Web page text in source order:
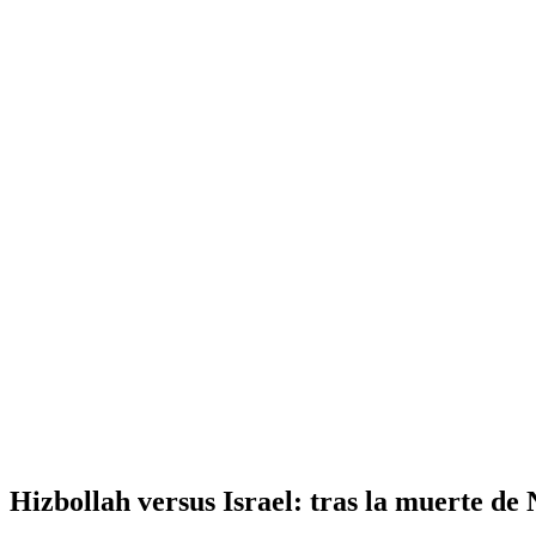
Hizbollah versus Israel: tras la muerte de